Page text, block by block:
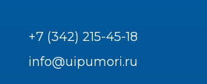
+7 (342) 215-45-18
info@uipumori.ru